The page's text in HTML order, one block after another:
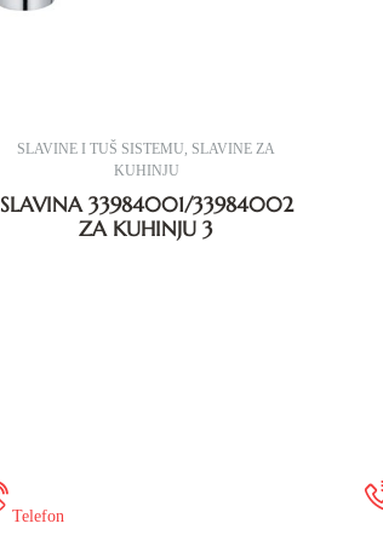
SLAVINE I TUŠ SISTEMU, SLAVINE ZA
KUHINJU
SLAVINA 33984001/33984002
ZA KUHINJU 3
Telefon